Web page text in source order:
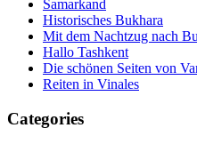
Samarkand
Historisches Bukhara
Mit dem Nachtzug nach
Hallo Tashkent
Die schönen Seiten von
Reiten in Vinales
Categories